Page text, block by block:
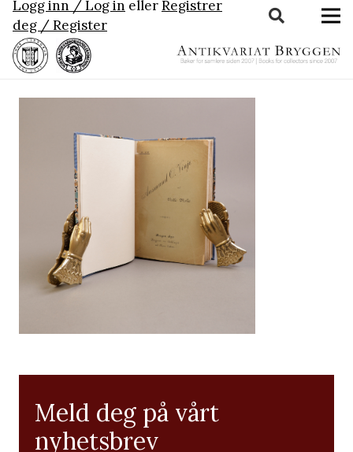
Logg inn / Log in ellerRegistrer
deg / Register
Meld deg på vårt
nyhetsbrev